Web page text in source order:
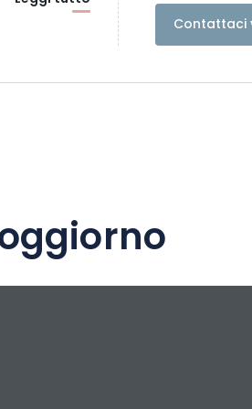
Contattaci